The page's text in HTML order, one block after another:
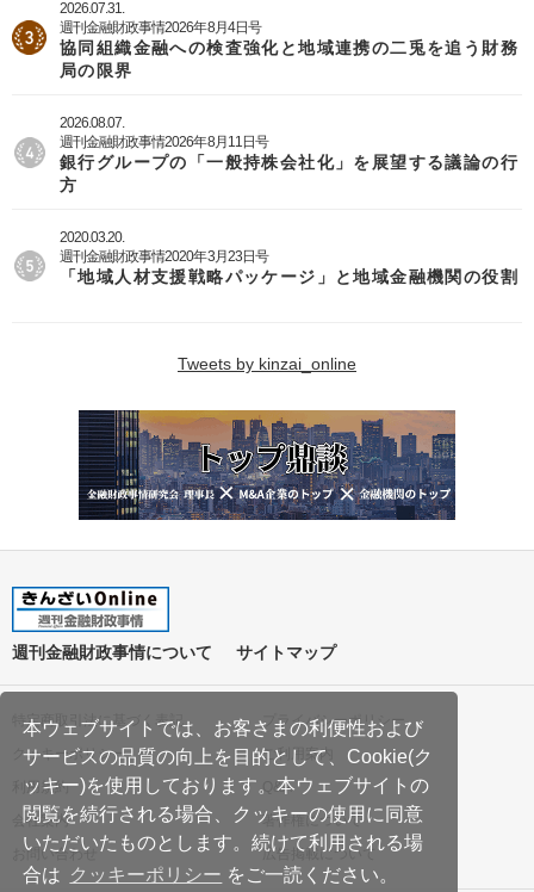
本ウェブサイトでは、お客さまの利便性および
サービスの品質の向上を目的として、Cookie(ク
ッキー)を使用しております。本ウェブサイトの
閲覧を続行される場合、クッキーの使用に同意
いただいたものとします。続けて利用される場
合は クッキーポリシー をご一読ください。
2026.07.31.
週刊金融財政事情2026年8月4日号
協同組織金融への検査強化と地域連携の二兎を追う財務
局の限界
2026.08.07.
週刊金融財政事情2026年8月11日号
銀行グループの「一般持株会社化」を展望する議論の行
方
2020.03.20.
週刊金融財政事情2020年3月23日号
「地域人材支援戦略パッケージ」と地域金融機関の役割
Tweets by kinzai_online
週刊金融財政事情について サイトマップ
特定商取引法に基づく表記
プライバシーポリシー
クッキーポリシー
ご利用案内
利用規約
Q&A
会社案内
著作権について
お問い合わせ
広告掲載について